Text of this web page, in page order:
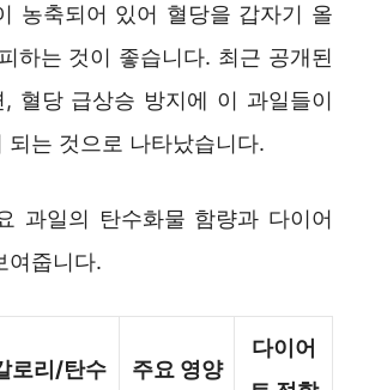
농축되어 있어 혈당을 갑자기 올
하는 것이 좋습니다. 최근 공개된
, 혈당 급상승 방지에 이 과일들이
되는 것으로 나타났습니다.
과일의 탄수화물 함량과 다이어
여줍니다.
로리/탄수 주요 영양
다이어